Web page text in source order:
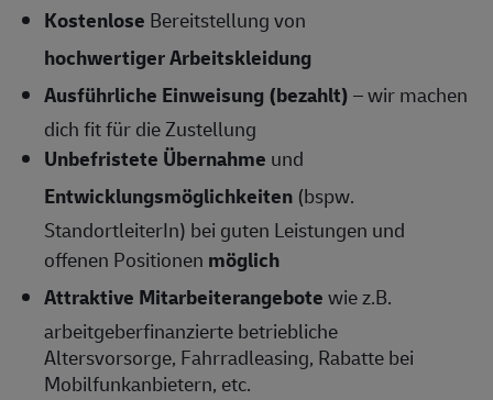
Kostenlose Bereitstellung von
hochwertiger Arbeitskleidung
Ausführliche Einweisung (bezahlt)– wir machen
dich fit für die Zustellung
Unbefristete Übernahme und
Entwicklungsmöglichkeiten (bspw.
StandortleiterIn) bei guten Leistungen und
offenen Positionen möglich
Attraktive Mitarbeiterangebotewie z.B.
arbeitgeberfinanzierte betriebliche
Altersvorsorge, Fahrradleasing, Rabatte bei
Mobilfunkanbietern, etc.